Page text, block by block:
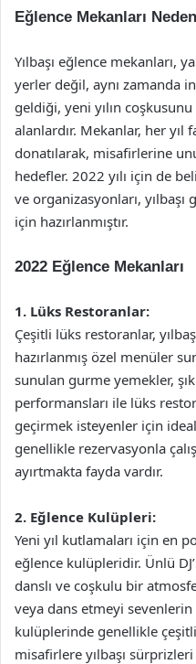
Eğlence Mekanları
Yılbaşı eğlence mekanları,
yerler değil, aynı zamanda
geldiği, yeni yılın
alanlardır. Mekanlar, her yıl
donatılarak, misafirlerine
hedefler. 2022 yılı için de
ve organizasyonları,
için hazırlanmıştır.
2022 Eğlence Mekanları
1. Lüks Restoranlar:
Çeşitli lüks restoranlar,
hazırlanmış özel menüler
sunulan gurme yemekler,
performansları ile lüks
geçirmek isteyenler için
genellikle rezervasyonla
ayırtmakta fayda vardır.
2. Eğlence Kulüpleri:
Yeni yıl kutlamaları için en
eğlence kulüpleridir. Ünlü
danslı ve coşkulu bir
veya dans etmeyi
kulüplerinde genellikle
misafirlere yılbaşı